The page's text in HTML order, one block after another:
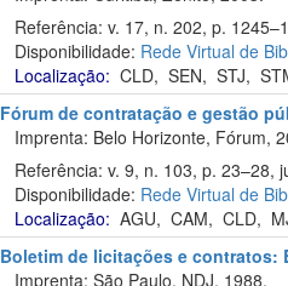
Referência: v. 17, n. 202, p.
Disponibilidade: Rede Virtual de
Localização: CLD, SEN, STJ,
Fórum de contratação e gestão
Imprenta: Belo Horizonte, Fórum,
Referência: v. 9, n. 103, p. 23–28,
Disponibilidade: Rede Virtual de
Localização: AGU, CAM, CLD,
Boletim de licitações e contratos:
Imprenta: São Paulo, NDJ, 1988.